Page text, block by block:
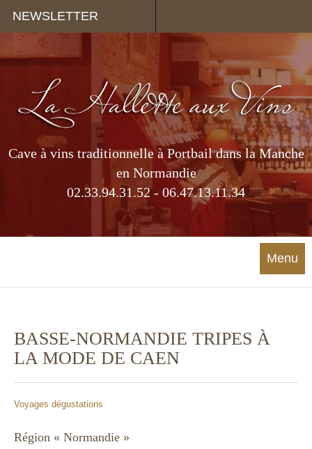
NEWSLETTER
Cave à vins traditionnelle à Portbail dans la Manche
en Normandie
02.33.94.31.52 - 06.47.13.11.34
Menu
BASSE-NORMANDIE TRIPES À
LA MODE DE CAEN
Voyages dégustations
Région « Normandie »
Panneau de gestion des cookies